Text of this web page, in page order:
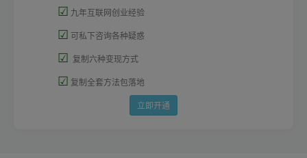
☑ 九年互联网创业经验
☑ 可私下咨询各种疑惑
☑ 复制六种变现方式
☑ 复制全套方法包落地
立即开通